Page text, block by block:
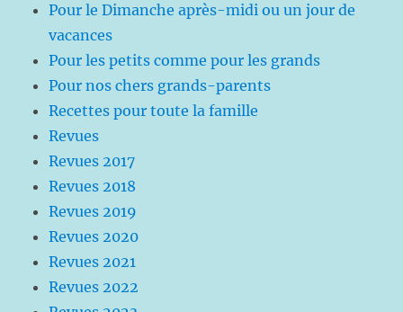
Pour le Dimanche après-midi ou un jour de
vacances
Pour les petits comme pour les grands
Pour nos chers grands-parents
Recettes pour toute la famille
Revues
Revues 2017
Revues 2018
Revues 2019
Revues 2020
Revues 2021
Revues 2022